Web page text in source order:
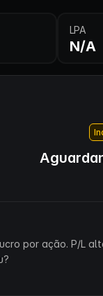
LPA
N/A
por ação. P/L